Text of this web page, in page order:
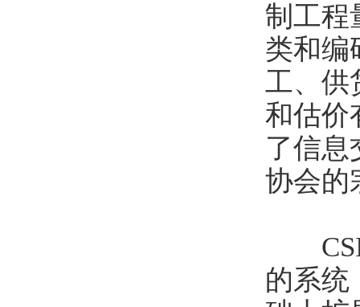
制工程
类和编
工、供
和估价
了信息
协会的
CSI
的系统